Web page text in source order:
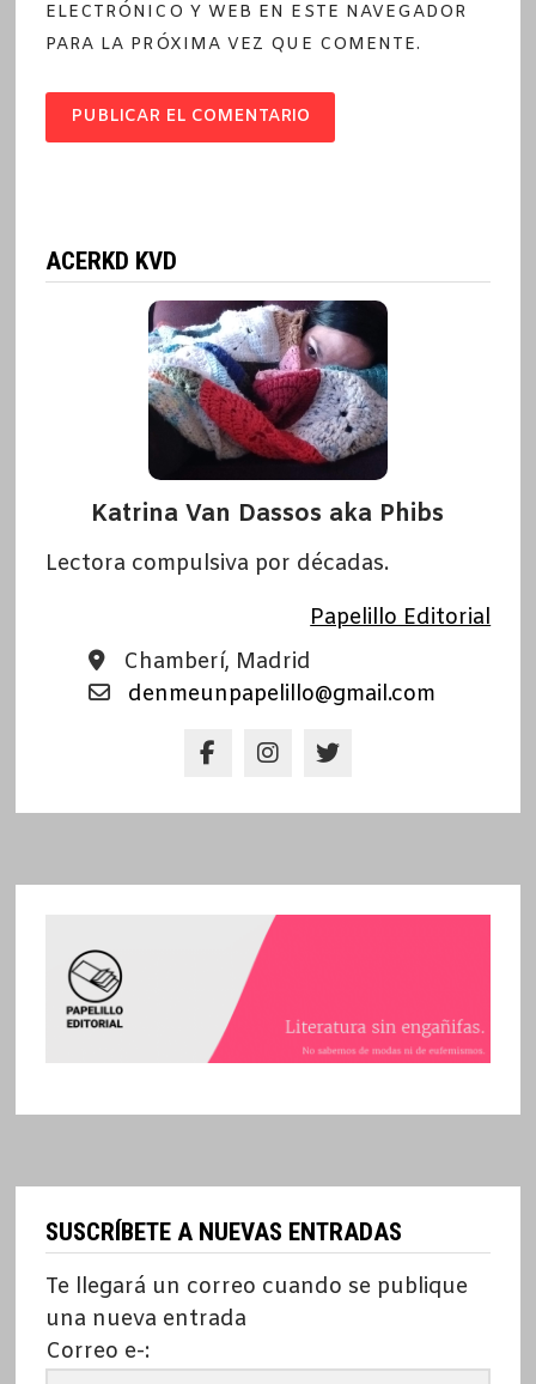
ELECTRÓNICO Y WEB EN ESTE NAVEGADOR
PARA LA PRÓXIMA VEZ QUE COMENTE.
ACERKD KVD
Katrina Van Dassos aka Phibs
Lectora compulsiva por décadas.
Papelillo Editorial
Chamberí, Madrid
denmeunpapelillo@gmail.com
SUSCRÍBETE A NUEVAS ENTRADAS
Te llegará un correo cuando se publique
una nueva entrada
Correo e-: